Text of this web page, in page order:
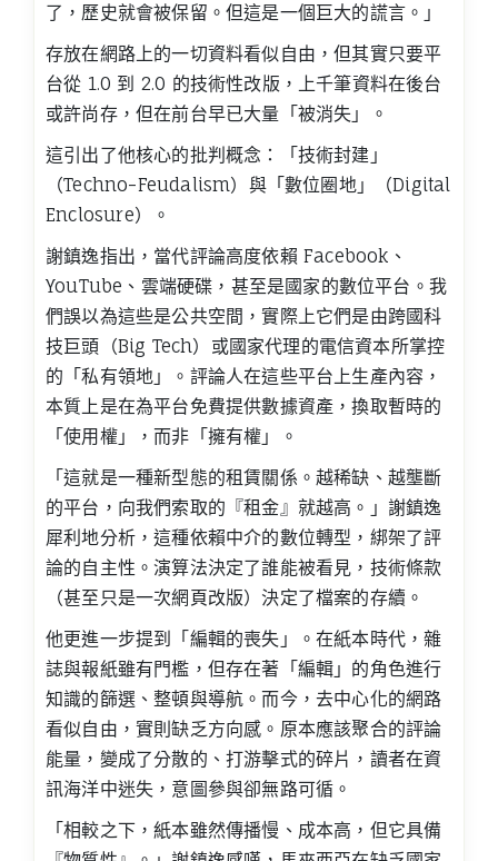
了，歷史就會被保留。但這是一個巨大的謊言。」
存放在網路上的一切資料看似自由，但其實只要平
台從 1.0 到 2.0 的技術性改版，上千筆資料在後台
或許尚存，但在前台早已大量「被消失」。
這引出了他核心的批判概念：「技術封建」
（Techno-Feudalism）與「數位圈地」（Digital
Enclosure）。
謝鎮逸指出，當代評論高度依賴 Facebook、
YouTube、雲端硬碟，甚至是國家的數位平台。我
們誤以為這些是公共空間，實際上它們是由跨國科
技巨頭（Big Tech）或國家代理的電信資本所掌控
的「私有領地」。評論人在這些平台上生產內容，
本質上是在為平台免費提供數據資產，換取暫時的
「使用權」，而非「擁有權」。
「這就是一種新型態的租賃關係。越稀缺、越壟斷
的平台，向我們索取的『租金』就越高。」謝鎮逸
犀利地分析，這種依賴中介的數位轉型，綁架了評
論的自主性。演算法決定了誰能被看見，技術條款
（甚至只是一次網頁改版）決定了檔案的存續。
他更進一步提到「編輯的喪失」。在紙本時代，雜
誌與報紙雖有門檻，但存在著「編輯」的角色進行
知識的篩選、整頓與導航。而今，去中心化的網路
看似自由，實則缺乏方向感。原本應該聚合的評論
能量，變成了分散的、打游擊式的碎片，讀者在資
訊海洋中迷失，意圖參與卻無路可循。
「相較之下，紙本雖然傳播慢、成本高，但它具備